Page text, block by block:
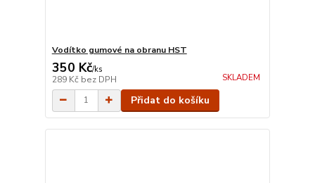
Vodítko gumové na obranu HST
350 Kč/ks
289 Kč bez DPH SKLADEM
Přidat do košíku